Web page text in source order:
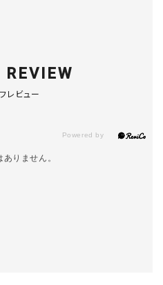
レビュー
りません。